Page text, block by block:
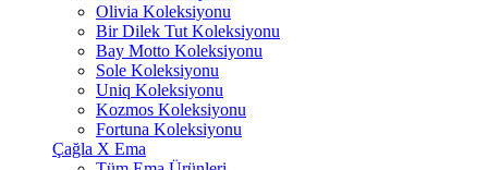
Olivia Koleksiyonu
Bir Dilek Tut Koleksiyonu
Bay Motto Koleksiyonu
Sole Koleksiyonu
Uniq Koleksiyonu
Kozmos Koleksiyonu
Fortuna Koleksiyonu
Çağla X Ema